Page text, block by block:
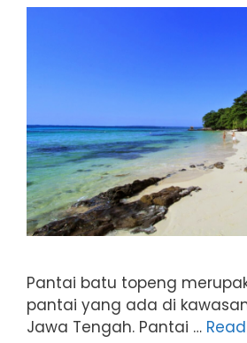
Pantai batu topeng
pantai yang ada di
Jawa Tengah. Pantai …